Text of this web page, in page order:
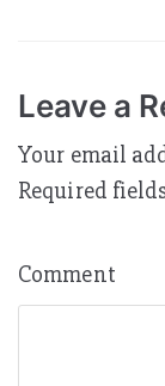
Leave a
Your email
Required
Comment